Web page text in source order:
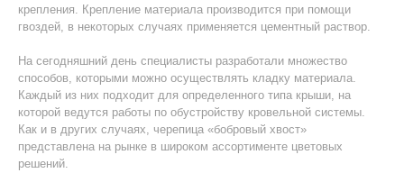
крепления. Крепление материала производится при помощи
гвоздей, в некоторых случаях применяется цементный раствор.
На сегодняшний день специалисты разработали множество
способов, которыми можно осуществлять кладку материала.
Каждый из них подходит для определенного типа крыши, на
которой ведутся работы по обустройству кровельной системы.
Как и в других случаях, черепица «бобровый хвост»
представлена на рынке в широком ассортименте цветовых
решений.